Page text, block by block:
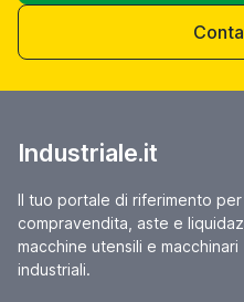
Industriale.it
Il tuo portale di riferimento per
compravendita, aste e
macchine utensili e macchinari
industriali.